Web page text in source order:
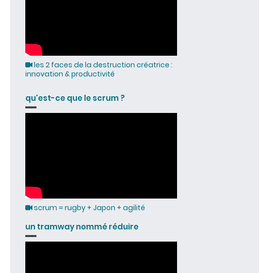
les 2 faces de la destruction créatrice :
innovation & productivité
qu'est-ce que le scrum ?
scrum = rugby + Japon + agilité
un tramway nommé réduire